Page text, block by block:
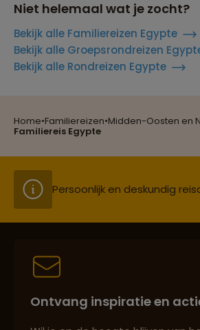
Home•Familiereizen•Midden-Oosten en
Familiereis Egypte
Niet helemaal wat je zocht?
Bekijk alle Familiereizen Egypte
Bekijk alle Groepsrondreizen
Bekijk alle Rondreizen Egypte
Reizen met oog voor mens,
Groepsreizen mét indivuele
Persoonlijk en deskundig
Best beoordeelde reisroutes
Ontvang inspiratie en